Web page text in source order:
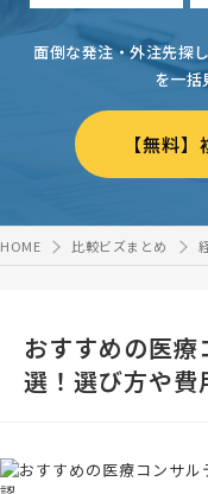
面倒な発注・外注先探
を一括
【無料
HOME 比較ビズまとめ
おすすめの医
選！選び方や費